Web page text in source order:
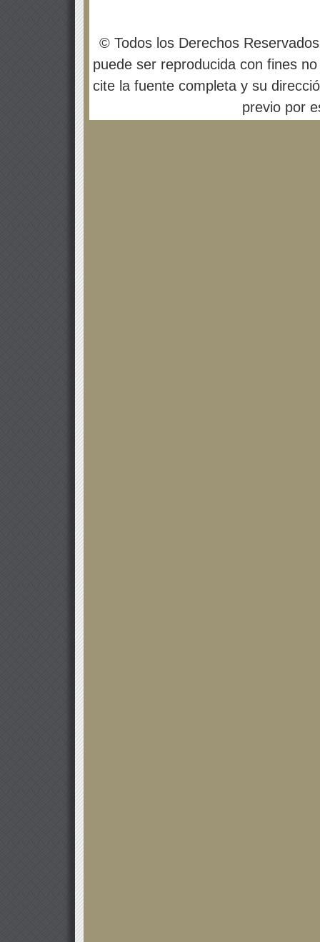
© Todos los Derechos
puede ser reproducida con fines
cite la fuente completa y su
previo por